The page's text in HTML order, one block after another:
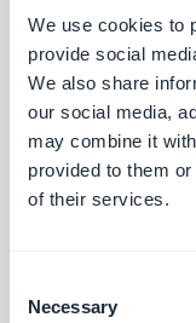
We use cookies to
provide social
We also share
our social media,
may combine it
provided to them
of their services.
Selection
Necessary
App